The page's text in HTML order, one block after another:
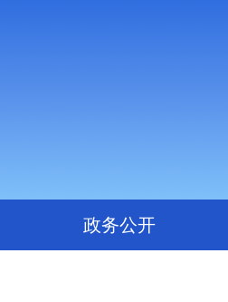
政务公开